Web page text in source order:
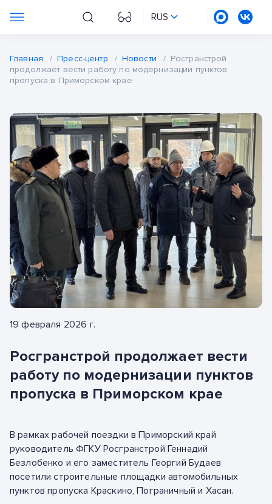
RUS
Главная / Пресс-центр / Новости / Росгранстрой
продолжает вести работу по модернизации пунктов
пропуска в Приморском крае
19 февраля 2026 г.
Росгранстрой продолжает вести
работу по модернизации пунктов
пропуска в Приморском крае
В рамках рабочей поездки в Приморский край
руководитель ФГКУ Росгранстрой Геннадий
Безлобенко и его заместитель Георгий Будаев
посетили строительные площадки автомобильных
пунктов пропуска Краскино, Пограничный и Хасан.